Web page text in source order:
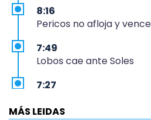
8:16
Pericos no afloja y
7:49
Lobos cae ante Soles
7:27
ediles de MC en Veracruz
MÁS LEIDAS